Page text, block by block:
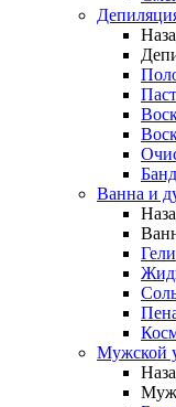
Ванна и
Гели
Мужской